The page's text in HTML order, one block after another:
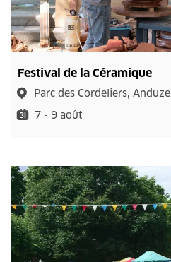
Festival de la Céramique
Parc des Cordeliers, Anduze
7 - 9 août